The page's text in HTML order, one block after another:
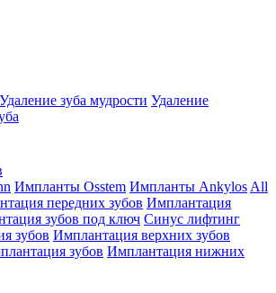
Удаление зуба мудрости Удаление
Импланты Osstem Импланты Ankylos All
передних зубов Имплантация
зубов под ключ Синус лифтинг
зубов Имплантация верхних зубов
зубов Имплантация нижних